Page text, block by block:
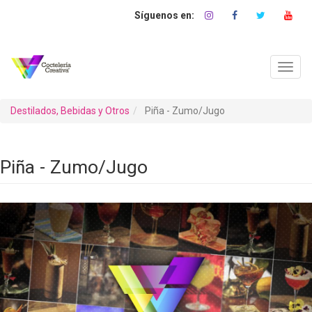
Destilados, Bebidas y Otros Piña - Zumo/Jugo
Piña - Zumo/Jugo